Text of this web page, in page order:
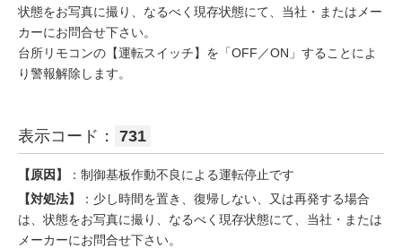
状態をお写真に撮り、なるべく現存状態にて、当社・またはメー
カーにお問合せ下さい。
台所リモコンの【運転スイッチ】を「OFF／ON」することによ
り警報解除します。
表示コード： 731
【原因】
：制御基板作動不良による運転停止です
【対処法】
：少し時間を置き、復帰しない、又は再発する場合
は、状態をお写真に撮り、なるべく現存状態にて、当社・または
メーカーにお問合せ下さい。